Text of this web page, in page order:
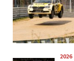
2026